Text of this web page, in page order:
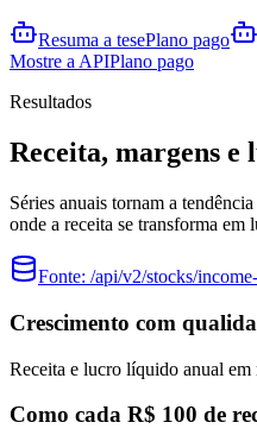
Resuma a tesePlano pago
Mostre a APIPlano pago
Resultados
Receita, margens e
Séries anuais tornam a
onde a receita se transforma em
Fonte: /api/v2/stocks/
Crescimento com
Receita e lucro líquido anual em
Como cada R$ 100 de